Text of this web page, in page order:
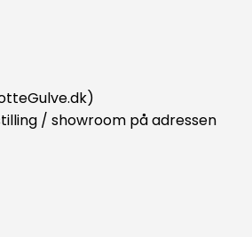
/ showroom på adressen